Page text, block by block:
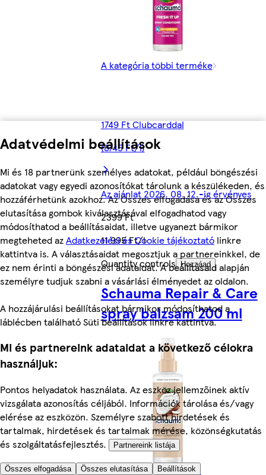
Adatvédelmi beállítások
Mi és 18 partnerünk személyes adatokat, például böngészési
adatokat vagy egyedi azonosítókat tárolunk a készülékeden, és
hozzáférhetünk azokhoz. Az Összes elfogadása és az Összes
elutasítása gombok kiválasztásával elfogadhatod vagy
módosíthatod a beállításaidat, illetve ugyanezt bármikor
megteheted azAdatkezelési és Cookie tájékoztató linkre
kattintva is. A választásaidat megosztjuk a partnereinkkel, de
ez nem érinti a böngészési adataidat. A beállításaid alapján
személyre tudjuk szabni a vásárlási élményedet az oldalon.
A hozzájárulási beállításokat bármikor módosíthatod a
láblécben található Süti beállítások linkre kattintva.
Mi és partnereink adataidat a következő célokra
használjuk:
Pontos helyadatok használata. Az eszköz jellemzőinek aktív
vizsgálata azonosítás céljából. Információk tárolása és/vagy
elérése az eszközön. Személyre szabott hirdetések és
tartalmak, hirdetések és tartalmak mérése, közönségkutatás
és szolgáltatásfejlesztés.
Partnereink listája
Összes elfogadása Összes elutasítása Beállítások
A kategória többi terméke
1749 Ft Clubcarddal
(8745 Ft/l)
Az ajánlat 2026. 08. 12.-ig érvényes
2399 Ft
11 995 Ft/l
Quantity controls Hozzáad
Schauma Repair & Care
spray balzsam 200 ml